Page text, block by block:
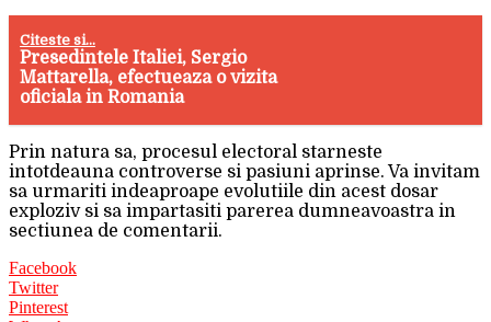
Citeste si...
Presedintele Italiei, Sergio
Mattarella, efectueaza o vizita
oficiala in Romania
Prin natura sa, procesul electoral starneste
intotdeauna controverse si pasiuni aprinse. Va invitam
sa urmariti indeaproape evolutiile din acest dosar
exploziv si sa impartasiti parerea dumneavoastra in
sectiunea de comentarii.
Facebook
Twitter
Pinterest